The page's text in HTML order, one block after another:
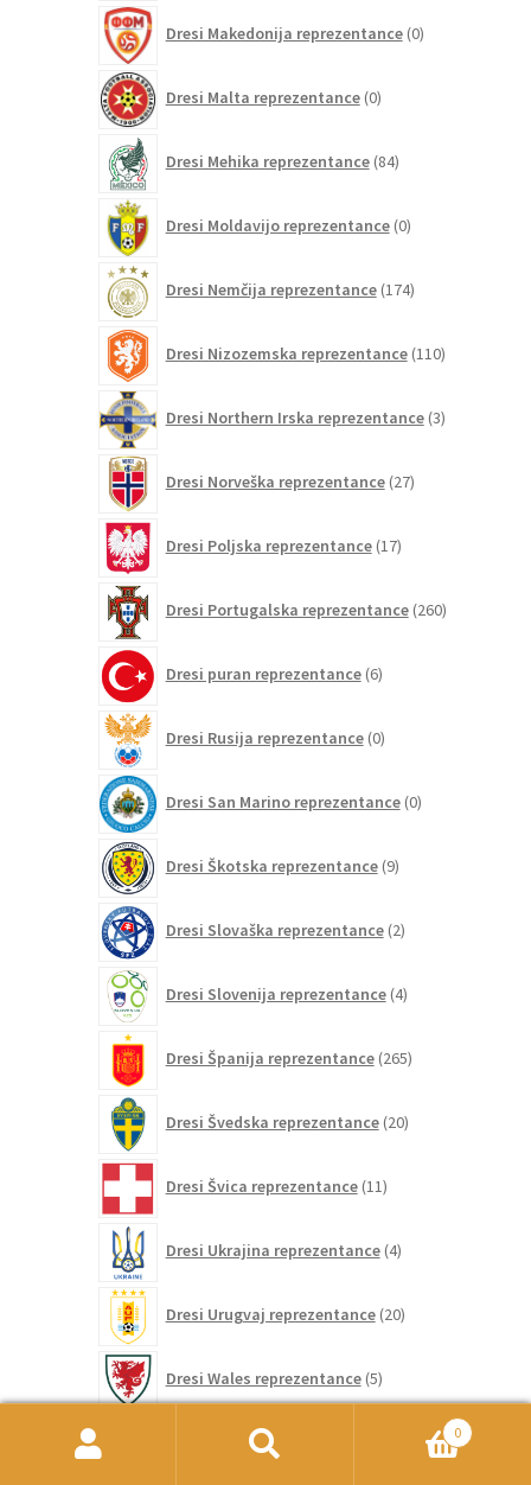
Dresi Makedonija reprezentance 0izdelkov
Dresi Malta reprezentance 0izdelkov
Dresi Mehika reprezentance 84izdelkov
Dresi Moldavijo reprezentance 0izdelkov
Dresi Nemčija reprezentance 174izdelkov
Dresi Nizozemska reprezentance 110izdelkov
Dresi Northern Irska reprezentance 3izdelki
Dresi Norveška reprezentance 27izdelkov
Dresi Poljska reprezentance 17izdelkov
Dresi Portugalska reprezentance 260izdelkov
Dresi puran reprezentance 6izdelkov
Dresi Rusija reprezentance 0izdelkov
Dresi San Marino reprezentance 0izdelkov
Dresi Škotska reprezentance 9izdelkov
Dresi Slovaška reprezentance 2izdelka
Dresi Slovenija reprezentance 4izdelki
Dresi Španija reprezentance 265izdelkov
Dresi Švedska reprezentance 20izdelkov
Dresi Švica reprezentance 11izdelkov
Dresi Ukrajina reprezentance 4izdelki
Dresi Urugvaj reprezentance 20izdelkov
Dresi Wales reprezentance 5izdelkov
Dresi Združene države reprezentance 86
86
izdelkov
0